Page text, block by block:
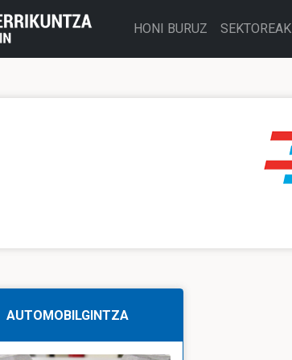
HONI BURUZ SEKTOREAK
AUTOMOBILGINTZA